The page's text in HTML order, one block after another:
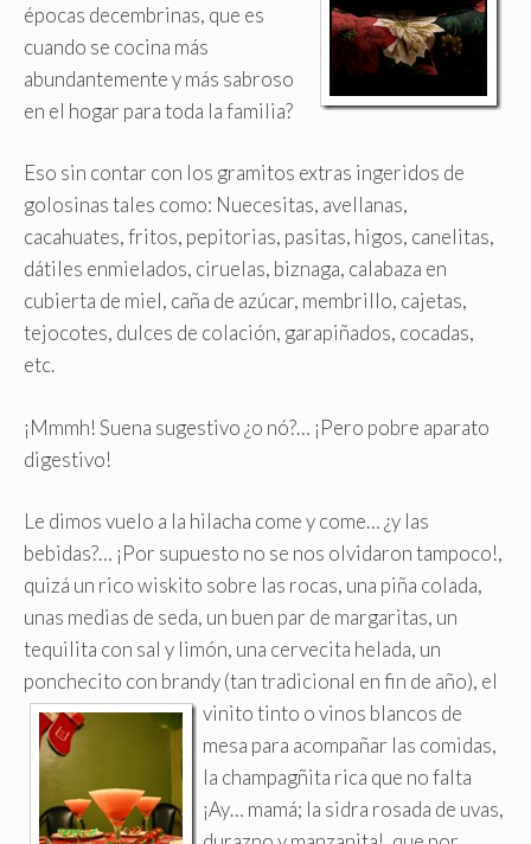
épocas decembrinas, que es
cuando se cocina más
abundantemente y más sabroso
en el hogar para toda la familia?
Eso sin contar con los gramitos extras ingeridos de
golosinas tales como: Nuecesitas, avellanas,
cacahuates, fritos, pepitorias, pasitas, higos, canelitas,
dátiles enmielados, ciruelas, biznaga, calabaza en
cubierta de miel, caña de azúcar, membrillo, cajetas,
tejocotes, dulces de colación, garapiñados, cocadas,
etc.
¡Mmmh! Suena sugestivo ¿o nó?… ¡Pero pobre aparato
digestivo!
Le dimos vuelo a la hilacha come y come… ¿y las
bebidas?… ¡Por supuesto no se nos olvidaron tampoco!,
quizá un rico wiskito sobre las rocas, una piña colada,
unas medias de seda, un buen par de margaritas, un
tequilita con sal y limón, una cervecita helada, un
ponchecito con brandy (tan tradicional en fin de año), el
vinito tinto o vinos blancos de
mesa para acompañar las comidas,
la champagñita rica que no falta
¡Ay… mamá; la sidra rosada de uvas,